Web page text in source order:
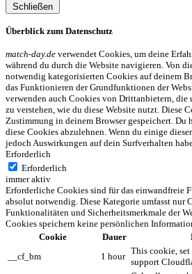
Schließen
Überblick zum Datenschutz
match-day.de verwendet Cookies, um deine
während du durch die Website navigieren. Von
notwendig kategorisierten Cookies auf deinem
das Funktionieren der Grundfunktionen der
verwenden auch Cookies von Drittanbietern, die
zu verstehen, wie du diese Website nutzt. Diese
Zustimmung in deinem Browser gespeichert.
diese Cookies abzulehnen. Wenn du einige
jedoch Auswirkungen auf dein Surfverhalten
Erforderlich
Erforderlich
immer aktiv
Erforderliche Cookies sind für das einwandfreie
absolut notwendig. Diese Kategorie umfasst nur
Funktionalitäten und Sicherheitsmerkmale der
Cookies speichern keine persönlichen
Cookie
Dauer
__cf_bm
1 hour
This cookie,
support